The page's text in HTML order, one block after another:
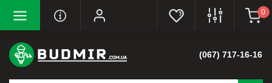
0
(067) 717-16-16